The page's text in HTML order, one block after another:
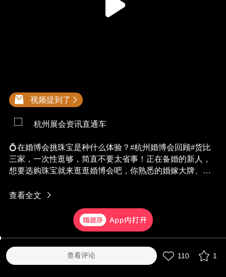
视频提到了
杭州展会资讯直通车
💍在婚博会挑珠宝是种什么体验？#杭州婚博会回顾#货比
三家，一次性逛够，简直不要太省事！正在备婚的新人，
想要选购珠宝就来逛逛婚博会吧，你熟悉的婚嫁大牌、个
戒、三金五金、珠宝配饰......保证让你看的眼花缭乱，还可
大家也可以在婚芭莎APP上进店浏览珠宝款式，在线咨询
特惠活动及福利，更省钱也更有保障哟！
查看全文
查看评论 110 1